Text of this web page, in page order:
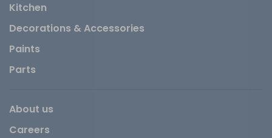
Kitchen
Decorations & Accessories
Paints
Parts
About us
Careers